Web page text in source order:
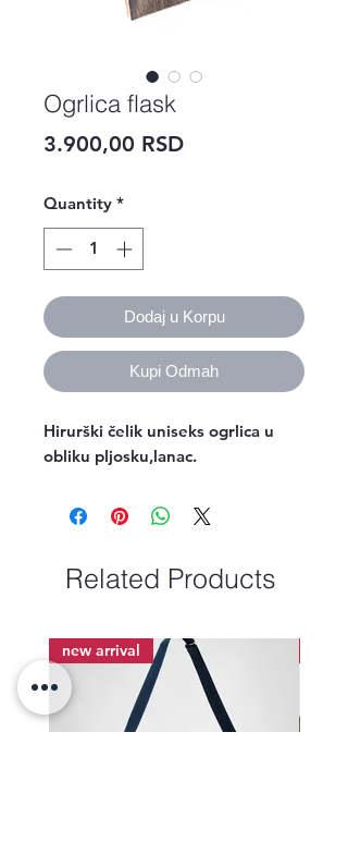
Ogrlica flask
3.900,00 RSDPrice
Quantity *
Dodaj u Korpu
Kupi Odmah
Hirurški čelik uniseks ogrlica u
obliku pljosku,lanac.
Related Products
new arrival